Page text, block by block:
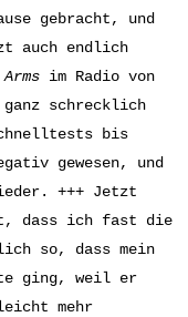
gebracht, und
auch endlich
im Radio von
schrecklich
bis
gewesen, und
+++ Jetzt
dass ich fast die
so, dass mein
ging, weil er
mehr